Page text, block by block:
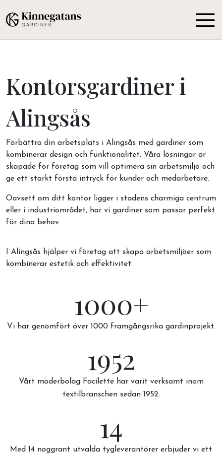
Kontorsgardiner i
Alingsås
Förbättra din arbetsplats i Alingsås med gardiner som
kombinerar design och funktionalitet. Våra lösningar är
skapade för företag som vill optimera sin arbetsmiljö och
ge ett starkt första intryck för kunder och medarbetare.
Oavsett om ditt kontor ligger i stadens charmiga centrum
eller i industriområdet, har vi gardiner som passar perfekt
för dina behov.
I Alingsås hjälper vi företag att skapa arbetsmiljöer som
kombinerar estetik och effektivitet.
1000+
Vi har genomfört över 1000 framgångsrika gardinprojekt.
1952
Vårt moderbolag Facilette har varit verksamt inom
textilbranschen sedan 1952.
14
Med 14 noggrant utvalda tygleverantörer erbjuder vi ett